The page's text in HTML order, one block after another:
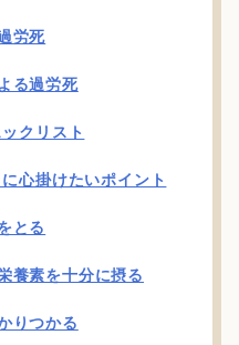
労死
る過労死
クリスト
心掛けたいポイント
とる
養素を十分に摂る
りつかる